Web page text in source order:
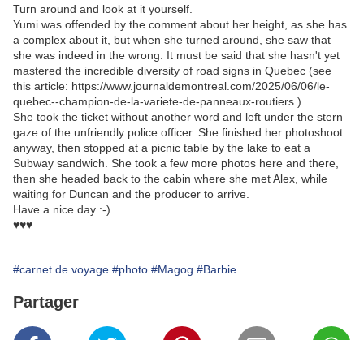
Turn around and look at it yourself.
Yumi was offended by the comment about her height, as she has
a complex about it, but when she turned around, she saw that
she was indeed in the wrong. It must be said that she hasn't yet
mastered the incredible diversity of road signs in Quebec (see
this article: https://www.journaldemontreal.com/2025/06/06/le-
quebec--champion-de-la-variete-de-panneaux-routiers )
She took the ticket without another word and left under the stern
gaze of the unfriendly police officer. She finished her photoshoot
anyway, then stopped at a picnic table by the lake to eat a
Subway sandwich. She took a few more photos here and there,
then she headed back to the cabin where she met Alex, while
waiting for Duncan and the producer to arrive.
Have a nice day :-)
♥♥♥
#carnet de voyage #photo #Magog #Barbie
Partager